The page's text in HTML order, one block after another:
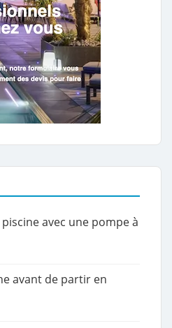
avec une pompe à
avant de partir en